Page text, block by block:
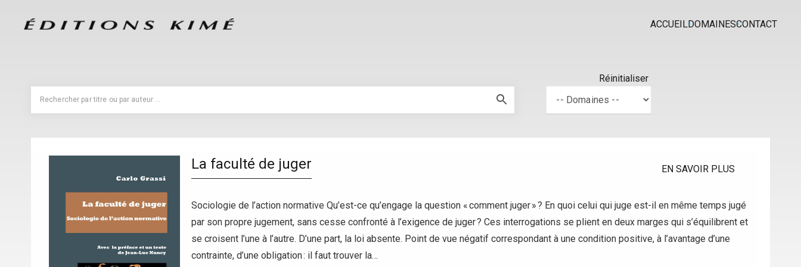
ACCUEILDOMAINESCONTACT
Réinitialiser
La faculté de juger EN SAVOIR PLUS
Sociologie de l’action normative Qu’est-ce qu’engage la question « comment juger » ? En quoi celui qui juge est-il en même temps jugé
par son propre jugement, sans cesse confronté à l’exigence de juger ? Ces interrogations se plient en deux marges qui s’équilibrent et
se croisent l’une à l’autre. D’une part, la loi absente. Point de vue négatif correspondant à une condition positive, à l’avantage d’une
contrainte, d’une obligation : il faut trouver la…